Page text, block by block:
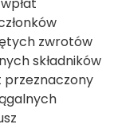
zwrotów
składników
przeznaczony